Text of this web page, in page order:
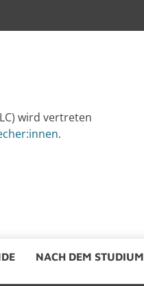
wird ver­tre­ten
.
NACH DEM STU­DI­UM